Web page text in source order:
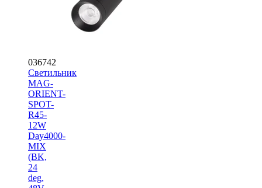
036742
Светильник
MAG-
ORIENT-
SPOT-
R45-
12W
Day4000-
MIX
(BK,
24
deg,